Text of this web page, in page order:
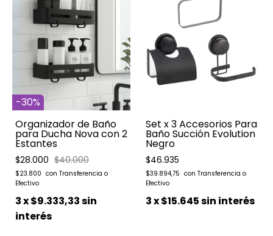
-30%
Organizador de Baño
para Ducha Nova con 2
Estantes
$28.000 $40.000
$23.800
3x$9.333,33sin
interés
Set x 3 Accesorios Para
Baño Succión Evolution
Negro
$46.935
$39.894,75
3x$15.645sin interés